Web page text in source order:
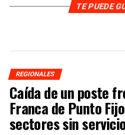
TE PUEDE
REGIONALES
Caída de un poste
Franca de Punto
sectores sin